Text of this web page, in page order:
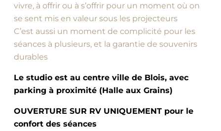
vivre, à offrir ou à s’offrir pour un moment où on
se sent mis en valeur sous les projecteurs
C’est aussi un moment de complicité pour les
séances à plusieurs, et la garantie de souvenirs
durables
Le studio est au centre ville de Blois, avec
parking à proximité (Halle aux Grains)
OUVERTURE SUR RV UNIQUEMENT pour le
confort des séances